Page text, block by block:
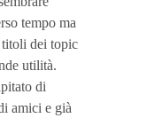
tempo ma
titoli dei topic
utilità.
di
amici e già